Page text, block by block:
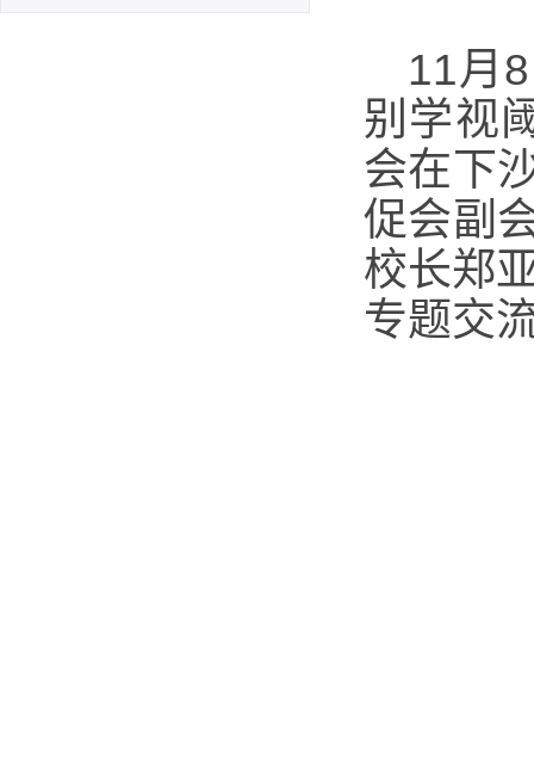
11月
别学视
会在下
促会副
校长郑
专题交